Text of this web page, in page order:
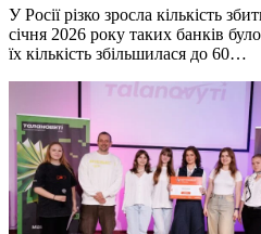
У Росії різко зросла кількість
січня 2026 року таких банків
їх кількість збільшилася до 60…